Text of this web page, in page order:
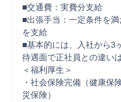
■交通費：実費分⽀給
■出張⼿当：⼀定条件を
を⽀給
■基本的には、⼊社から3
待遇⾯で正社員との違い
＜福利厚⽣＞
・社会保険完備（健康保
災保険）